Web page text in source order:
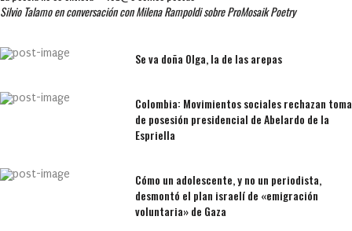
Silvio Talamo en conversación con Milena Rampoldi sobre ProMosaik Poetry
Se va doña Olga, la de las arepas
Colombia: Movimientos sociales rechazan toma
de posesión presidencial de Abelardo de la
Espriella
Cómo un adolescente, y no un periodista,
desmontó el plan israelí de «emigración
voluntaria» de Gaza